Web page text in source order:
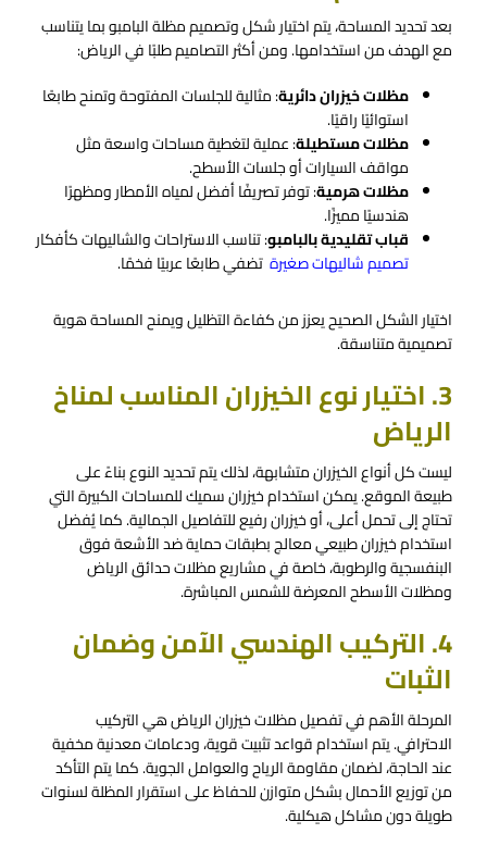
بعد تحديد المساحة، يتم اختيار شكل وتصميم مظلة البامبو بما يتناسب
مع الهدف من استخدامها. ومن أكثر التصاميم طلبًا في الرياض:
مظلات خيزران دائرية: مثالية للجلسات المفتوحة وتمنح طابعًا
استوائيًا راقيًا.
مظلات مستطيلة: عملية لتغطية مساحات واسعة مثل
مواقف السيارات أو جلسات الأسطح.
مظلات هرمية: توفر تصريفًا أفضل لمياه الأمطار ومظهرًا
هندسيًا مميزًا.
قباب تقليدية بالبامبو: تناسب الاستراحات والشاليهات كأفكار
تصميم شاليهات صغيرة تضفي طابعًا عربيًا فخمًا.
اختيار الشكل الصحيح يعزز من كفاءة التظليل ويمنح المساحة هوية
تصميمية متناسقة.
3. اختيار نوع الخيزران المناسب لمناخ
الرياض
ليست كل أنواع الخيزران متشابهة، لذلك يتم تحديد النوع بناءً على
طبيعة الموقع. يمكن استخدام خيزران سميك للمساحات الكبيرة التي
تحتاج إلى تحمل أعلى، أو خيزران رفيع للتفاصيل الجمالية. كما يُفضل
استخدام خيزران طبيعي معالج بطبقات حماية ضد الأشعة فوق
البنفسجية والرطوبة، خاصة في مشاريع مظلات حدائق الرياض
ومظلات الأسطح المعرضة للشمس المباشرة.
4. التركيب الهندسي الآمن وضمان
الثبات
المرحلة الأهم في تفصيل مظلات خيزران الرياض هي التركيب
الاحترافي. يتم استخدام قواعد تثبيت قوية، ودعامات معدنية مخفية
عند الحاجة، لضمان مقاومة الرياح والعوامل الجوية. كما يتم التأكد
من توزيع الأحمال بشكل متوازن للحفاظ على استقرار المظلة لسنوات
طويلة دون مشاكل هيكلية.